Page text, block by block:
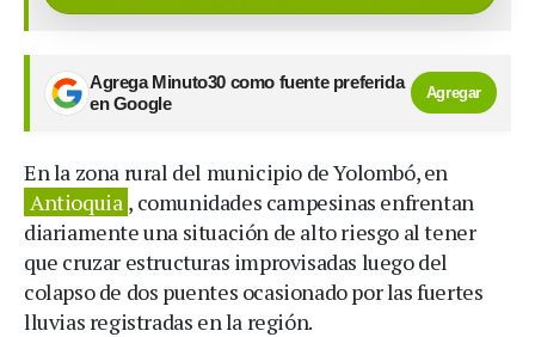
Agrega Minuto30 como fuente preferida
en Google
Agregar
En la zona rural del municipio de Yolombó, en
Antioquia , comunidades campesinas enfrentan
diariamente una situación de alto riesgo al tener
que cruzar estructuras improvisadas luego del
colapso de dos puentes ocasionado por las fuertes
lluvias registradas en la región.